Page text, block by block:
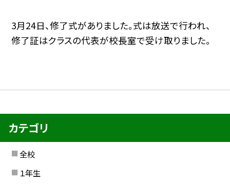
3月24日、修了式がありました。式は放送で行われ、
修了証はクラスの代表が校長室で受け取りました。
カテゴリ
全校
１年生